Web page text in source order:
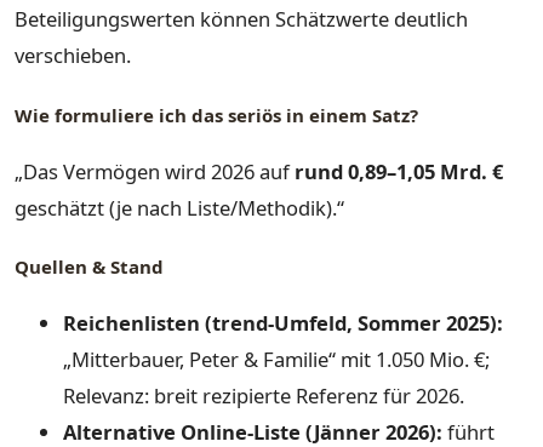
Beteiligungswerten können Schätzwerte deutlich
verschieben.
Wie formuliere ich das seriös in einem Satz?
„Das Vermögen wird 2026 aufrund 0,89–1,05 Mrd. €
geschätzt (je nach Liste/Methodik).“
Quellen & Stand
Reichenlisten (trend-Umfeld, Sommer 2025):
„Mitterbauer, Peter & Familie“ mit 1.050 Mio. €;
Relevanz: breit rezipierte Referenz für 2026.
Alternative Online-Liste (Jänner 2026): führt